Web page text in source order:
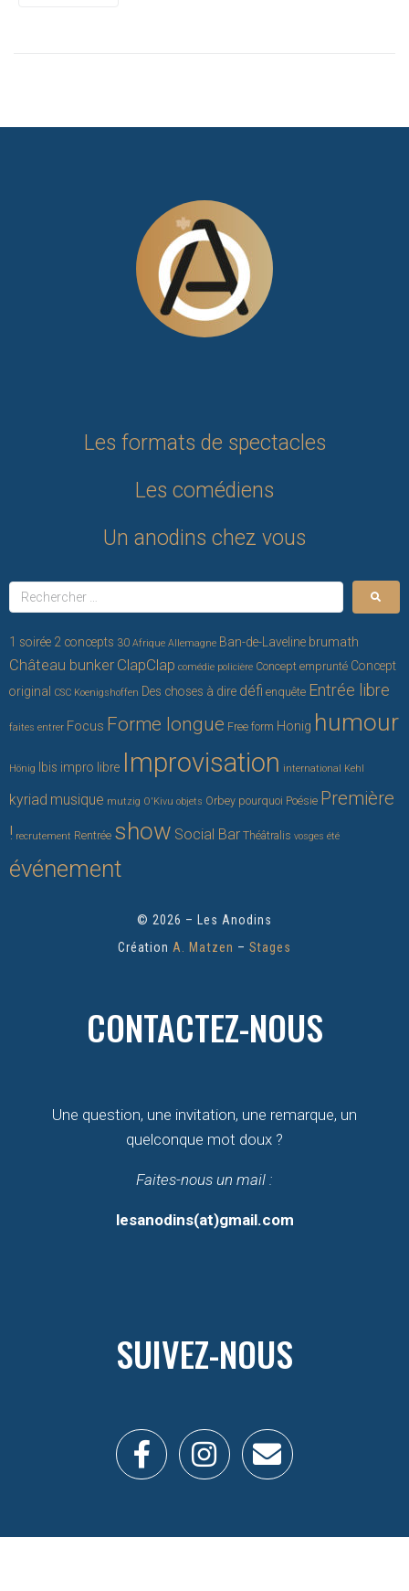
Les formats de spectacles
Les comédiens
Un anodins chez vous
1 soirée 2 concepts 30 Afrique Allemagne Ban-de-Laveline brumath
Château bunker ClapClap comédie policière Concept emprunté Concept
original
CSC Koenigshoffen Des choses à dire défi enquête Entrée libre
faites entrer Focus Forme longue Free form Honig humour
Hönig Ibis impro libre Improvisation international Kehl
kyriad musique mutzig O'Kivu objets Orbey pourquoi Poésie Première
! recrutement Rentrée show Social Bar Théâtralis vosges été
événement
© 2026 – Les Anodins
CréationA. Matzen – Stages
CONTACTEZ-NOUS
Une question, une invitation, une remarque, un
quelconque mot doux ?
Faites-nous un mail :
lesanodins(at)gmail.com
SUIVEZ-NOUS